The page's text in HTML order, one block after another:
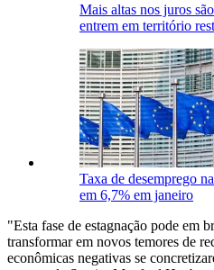
Mais altas nos juros
entrem em território
Taxa de desemprego
em 6,7% em janeiro
"Esta fase de estagnação pode em
transformar em novos temores de
econômicas negativas se